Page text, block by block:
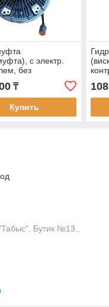
с электр.
без
на SCANIA,
FAN MARKET
₸
Купить
Бутик №13.,